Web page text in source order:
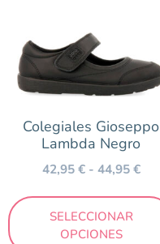
Colegiales Gioseppo
Lambda Negro
42,95€ - 44,95€
SELECCIONAR
OPCIONES